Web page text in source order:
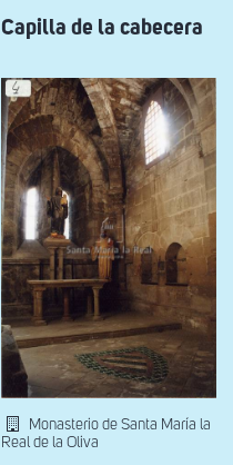
Capilla de la cabecera
Monasterio de Santa María la
Real de la Oliva